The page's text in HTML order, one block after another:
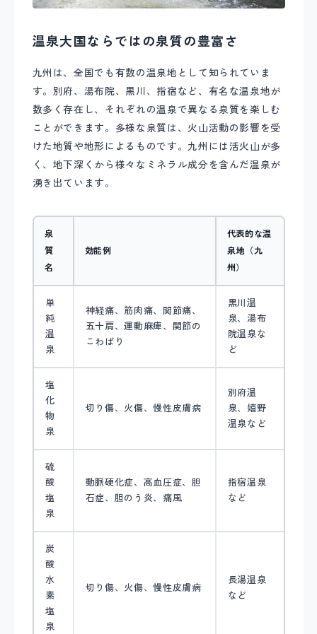
温泉大国ならではの泉質の豊富さ
九州は、全国でも有数の温泉地として知られていま
す。別府、湯布院、黒川、指宿など、有名な温泉地が
数多く存在し、それぞれの温泉で異なる泉質を楽しむ
ことができます。多様な泉質は、火山活動の影響を受
けた地質や地形によるものです。九州には活火山が多
く、地下深くから様々なミネラル成分を含んだ温泉が
湧き出ています。
泉
質
名
効能例
代表的な温
泉地（九
州）
単
純
温
泉
神経痛、筋肉痛、関節痛、
五十肩、運動麻痺、関節の
こわばり
黒川温
泉、湯布
院温泉な
ど
塩
化
物
泉
切り傷、火傷、慢性皮膚病
別府温
泉、嬉野
温泉など
硫
酸
塩
泉
動脈硬化症、高血圧症、胆
石症、胆のう炎、痛風
指宿温泉
など
炭
酸
水
素
塩
泉
切り傷、火傷、慢性皮膚病
長湯温泉
など